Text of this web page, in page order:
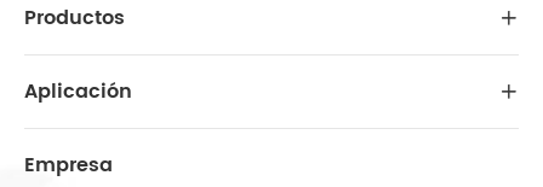
Productos 
Aplicación 
Empresa